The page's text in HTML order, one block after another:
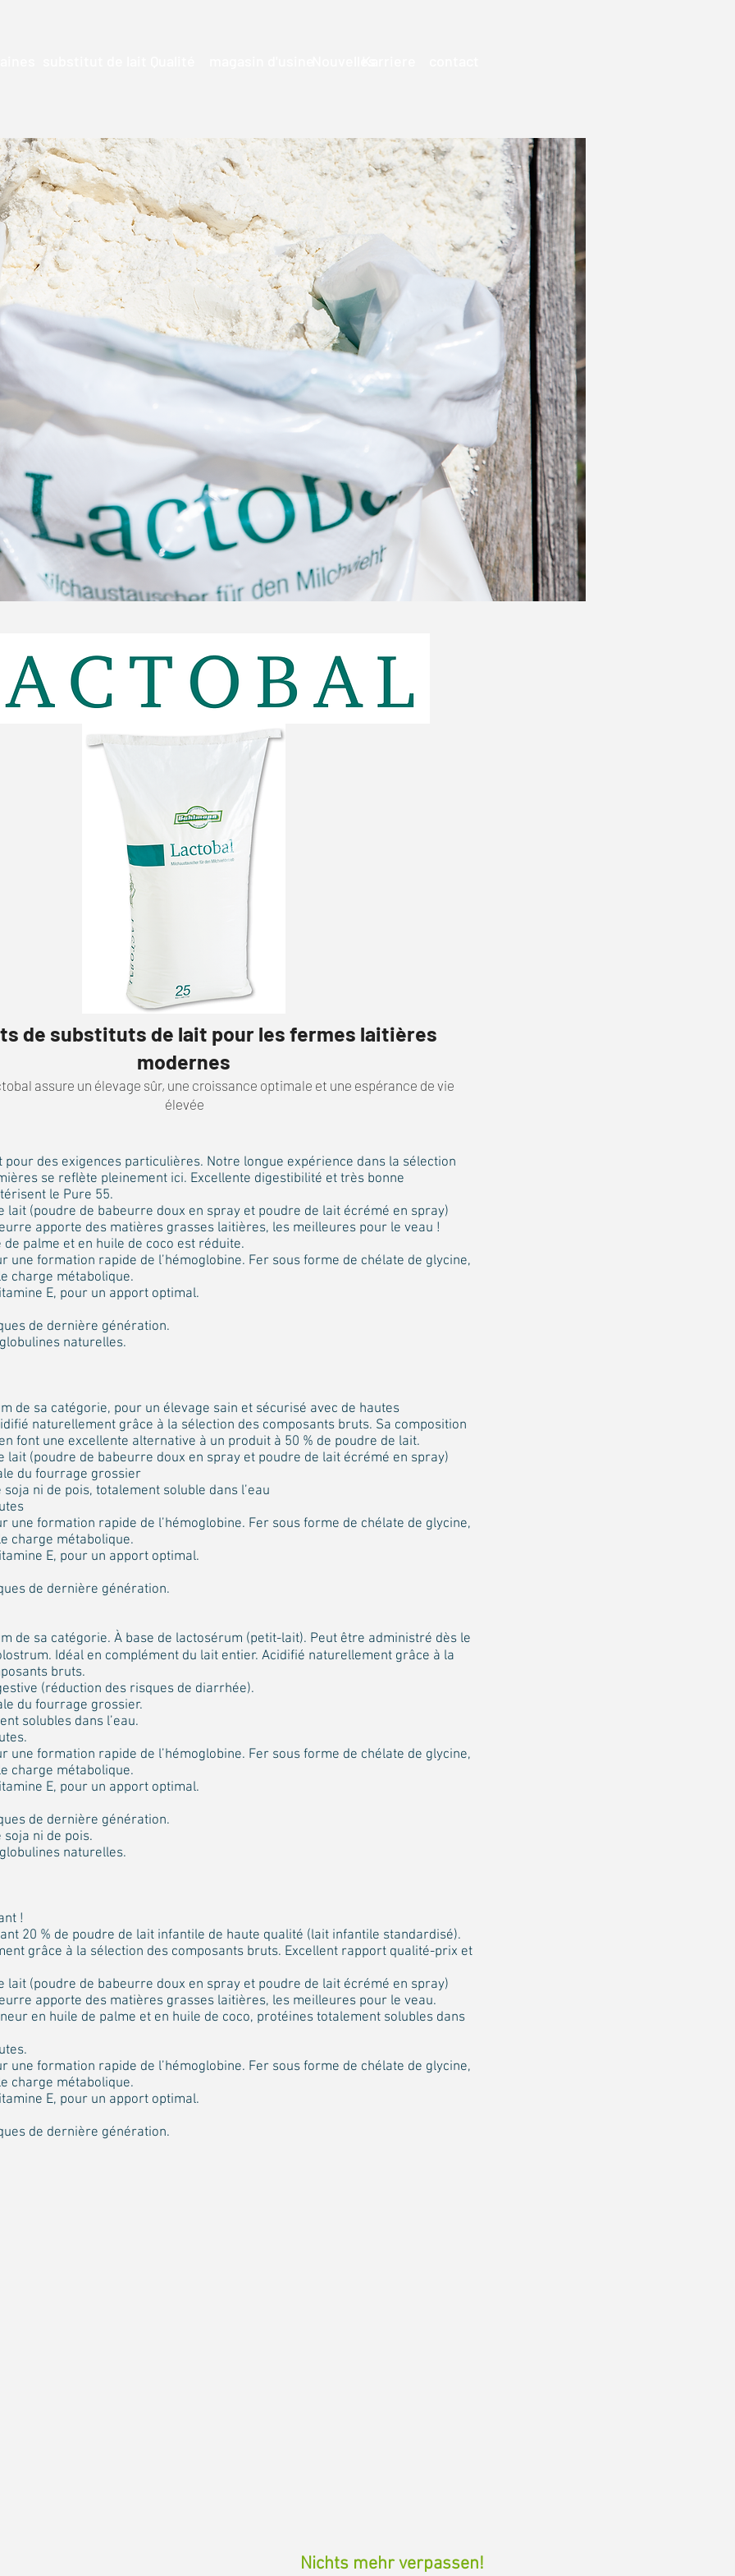
de substituts de lait pour les fermes laitières
modernes
assure un élevage sûr, une croissance optimale et une espérance de vie
élevée
pour des exigences particulières. Notre longue expérience dans la sélection
se reflète pleinement ici. Excellente digestibilité et très bonne
le Pure 55.
lait (poudre de babeurre doux en spray et poudre de lait écrémé en spray)
apporte des matières grasses laitières, les meilleures pour le veau !
palme et en huile de coco est réduite.
une formation rapide de l’hémoglobine. Fer sous forme de chélate de glycine,
charge métabolique.
E, pour un apport optimal.
de dernière génération.
naturelles.
de sa catégorie, pour un élevage sain et sécurisé avec de hautes
naturellement grâce à la sélection des composants bruts. Sa composition
font une excellente alternative à un produit à 50 % de poudre de lait.
lait (poudre de babeurre doux en spray et poudre de lait écrémé en spray)
du fourrage grossier
ni de pois, totalement soluble dans l’eau
une formation rapide de l’hémoglobine. Fer sous forme de chélate de glycine,
charge métabolique.
E, pour un apport optimal.
de dernière génération.
de sa catégorie. À base de lactosérum (petit-lait). Peut être administré dès le
Idéal en complément du lait entier. Acidifié naturellement grâce à la
bruts.
(réduction des risques de diarrhée).
du fourrage grossier.
solubles dans l’eau.
une formation rapide de l’hémoglobine. Fer sous forme de chélate de glycine,
charge métabolique.
E, pour un apport optimal.
de dernière génération.
ni de pois.
naturelles.
!
20 % de poudre de lait infantile de haute qualité (lait infantile standardisé).
grâce à la sélection des composants bruts. Excellent rapport qualité-prix et
lait (poudre de babeurre doux en spray et poudre de lait écrémé en spray)
apporte des matières grasses laitières, les meilleures pour le veau.
en huile de palme et en huile de coco, protéines totalement solubles dans
une formation rapide de l’hémoglobine. Fer sous forme de chélate de glycine,
charge métabolique.
E, pour un apport optimal.
de dernière génération.
Nichts mehr verpassen!